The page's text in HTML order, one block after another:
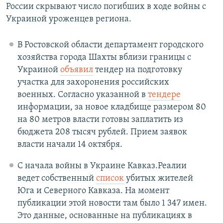
России скрывают число погибших в ходе войны с
Украиной уроженцев региона.
В Ростовской области департамент городского
хозяйства города Шахты вблизи границы с
Украиной объявилтендер на подготовку
участка для захоронения российских
военных. Согласно указанной в тендере
информации, за новое кладбище размером 80
на 80 метров власти готовы заплатить из
бюджета 208 тысяч рублей. Прием заявок
власти начали 14 октября.
С начала войны в Украине Кавказ.Реалии
ведет собственный списокубитых жителей
Юга и Северного Кавказа. На момент
публикации этой новости там было 1 347 имен.
Это данные, основанные на публикациях в